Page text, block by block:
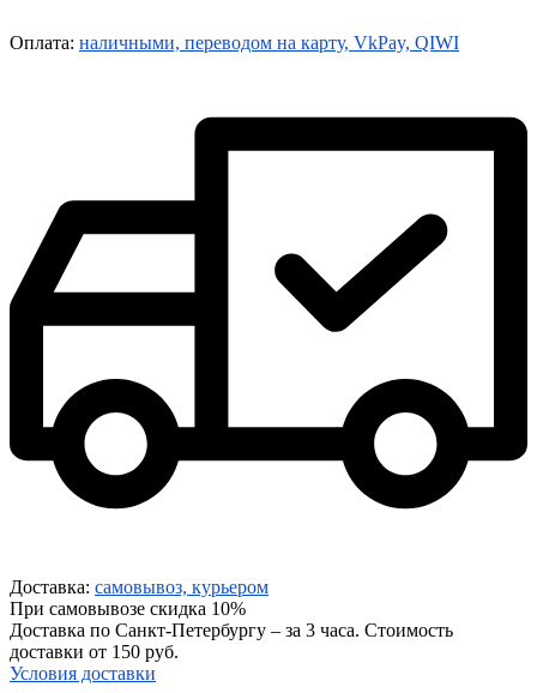
Оплата: наличными, переводом на карту, VkPay, QIWI
Доставка: самовывоз, курьером
При самовывозе скидка 10%
Доставка по Санкт-Петербургу – за 3 часа. Стоимость
доставки от 150 руб.
Условия доставки